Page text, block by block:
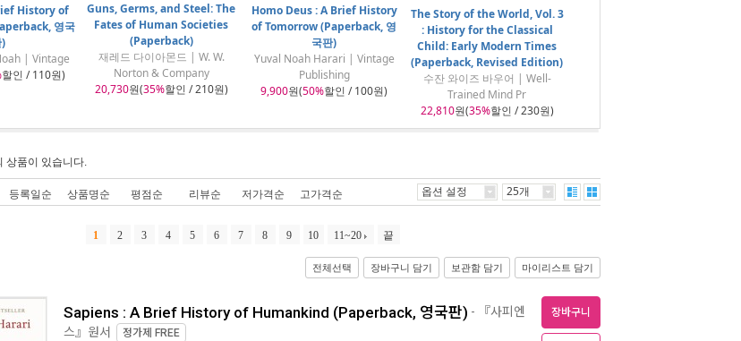
History of
영국
| Vintage
할인 / 110원)
Guns, Germs, and Steel: The
Fates of Human Societies
(Paperback)
재레드 다이아몬드 | W. W.
Norton & Company
20,730원(35%할인 / 210원)
Homo Deus : A Brief History
of Tomorrow (Paperback, 영
국판)
Yuval Noah Harari | Vintage
Publishing
9,900원(50%할인 / 100원)
The Story of the World, Vol. 3
: History for the Classical
Child: Early Modern Times
(Paperback, Revised Edition)
수잔 와이즈 바우어 | Well-
Trained Mind Pr
22,810원(35%할인 / 230원)
상품이 있습니다.
등록일순 상품명순 평점순 리뷰순 저가격순 고가격순 옵션 설정 25개
1 2 3 4 5 6 7 8 9 10 11~20 끝
전체선택 장바구니 담기 보관함 담기 마이리스트 담기
Sapiens : A Brief History of Humankind (Paperback, 영국판) - 『사피엔
스』원서 정가제 FREE
장바구니